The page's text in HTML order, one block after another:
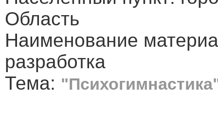
Область
Наименование
разработка
Тема: